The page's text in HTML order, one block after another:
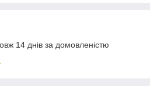
14 днів за домовленістю